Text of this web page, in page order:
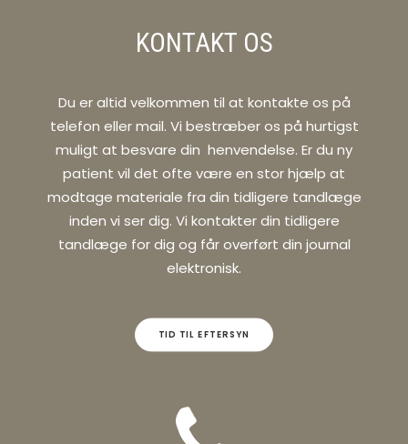
KONTAKT OS
Du er altid velkommen til at kontakte os på
telefon eller mail. Vi bestræber os på hurtigst
muligt at besvare din henvendelse. Er du ny
patient vil det ofte være en stor hjælp at
modtage materiale fra din tidligere tandlæge
inden vi ser dig. Vi kontakter din tidligere
tandlæge for dig og får overført din journal
elektronisk.
TID TIL EFTERSYN